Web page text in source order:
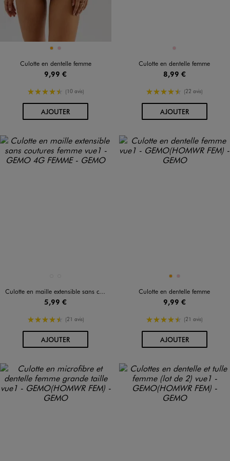
Disponible en 2 coloris
ORANGE
Culotte en dentelle femme
9,99 €
4.5/5 de moyenne
(10 avis)
AJOUTERAU PANIER
Disponible en 1 coloris
Culotte en dentelle femme
8,99 €
4.5/5 de moyenne
(22 avis)
AJOUTERAU PANIER
Culotte en maille extensible sans coutures femme
5,99 €
4.5/5 de moyenne
(21 avis)
AJOUTERAU PANIER
Disponible en 2 coloris
ORANGE
ROSE
Culotte en dentelle femme
9,99 €
4.5/5 de moyenne
(21 avis)
AJOUTERAU PANIER